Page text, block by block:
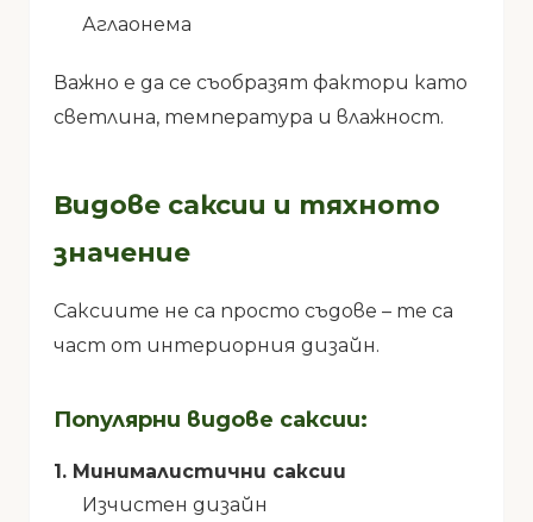
Аглаонема
Важно е да се съобразят фактори като
светлина, температура и влажност.
Видове саксии и тяхното
значение
Саксиите не са просто съдове – те са
част от интериорния дизайн.
Популярни видове саксии:
1. Минималистични саксии
Изчистен дизайн